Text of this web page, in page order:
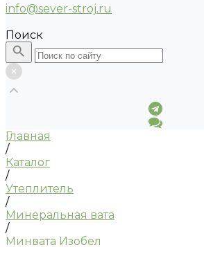
info@sever-stroj.ru
Поиск
Главная
/
Каталог
/
Утеплитель
/
Минеральная вата
/
Минвата Изобел